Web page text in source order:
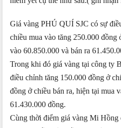
Giá vàng PHÚ QUÍ SJC có sự
chiều mua vào tăng 250.000 đồng
vào 60.850.000 và bán ra
Trong khi đó giá vàng tại công ty
điều chỉnh tăng 150.000 đồng ở
đồng ở chiều bán ra, hiện tại mua
61.430.000 đồng.
Cùng thời điểm giá vàng Mi Hồng